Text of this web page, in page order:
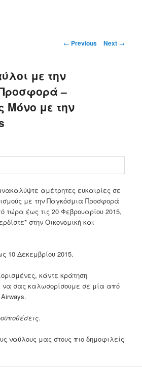
Post
← Previous Next →
με την
–
Μόνο με την
αμέτρητες ευκαιρίες σε
με την Παγκόσμια Προσφορά
τώρα έως τις 20 Φεβρουαρίου 2015,
στην Οικονομική και
10 Δεκεμβρίου 2015.
κάντε κράτηση
να σας καλωσορίσουμε σε μία από
ναύλους μας στους πιο δημοφιλείς